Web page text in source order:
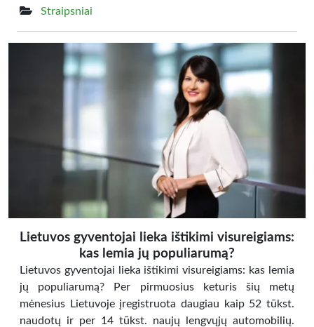
Straipsniai
Lietuvos gyventojai lieka ištikimi visureigiams:
kas lemia jų populiarumą?
Lietuvos gyventojai lieka ištikimi visureigiams: kas lemia
jų populiarumą? Per pirmuosius keturis šių metų
mėnesius Lietuvoje įregistruota daugiau kaip 52 tūkst.
naudotų ir per 14 tūkst. naujų lengvųjų automobilių.